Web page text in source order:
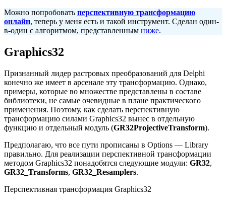
Можно попробовать перспективную трансформацию
онлайн, теперь у меня есть и такой инструмент. Сделан один-
в-один с алгоритмом, представленным ниже.
Graphics32
Признанный лидер растровых преобразований для Delphi
конечно же имеет в арсенале эту трансформацию. Однако,
примеры, которые во множестве представлены в составе
библиотеки, не самые очевидные в плане практического
применения. Поэтому, как сделать перспективную
трансформацию силами Graphics32 вынес в отдельную
функцию и отдельный модуль (GR32ProjectiveTransform).
Предполагаю, что все пути прописаны в Options — Library
правильно. Для реализации перспективной трансформации
методом Graphics32 понадобятся следующие модули: GR32,
GR32_Transforms, GR32_Resamplers.
Перспективная трансформация Graphics32